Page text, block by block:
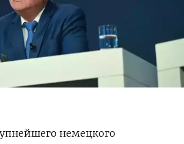
немецкого